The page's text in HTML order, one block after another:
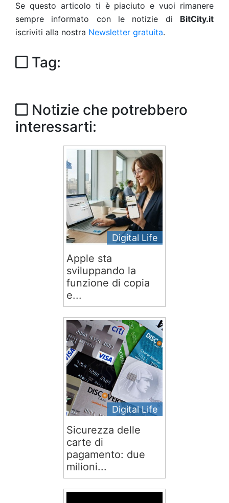
Se questo articolo ti è piaciuto e vuoi rimanere
sempre informato con le notizie di BitCity.it
iscriviti alla nostra Newsletter gratuita.
Tag:
Notizie che potrebbero
interessarti:
Digital Life
Apple sta
sviluppando la
funzione di copia
e...
Digital Life
Sicurezza delle
carte di
pagamento: due
milioni...